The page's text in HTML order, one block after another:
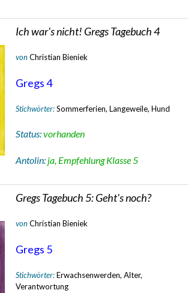
Ich war's nicht! Gregs Tagebuch 4
vonChristian Bieniek
Gregs 4
Stichwörter:Sommerferien, Langeweile, Hund
Status:vorhanden
Antolin: ja, Empfehlung Klasse 5
Gregs Tagebuch 5: Geht's noch?
vonChristian Bieniek
Gregs 5
Stichwörter:Erwachsenwerden, Alter,
Verantwortung